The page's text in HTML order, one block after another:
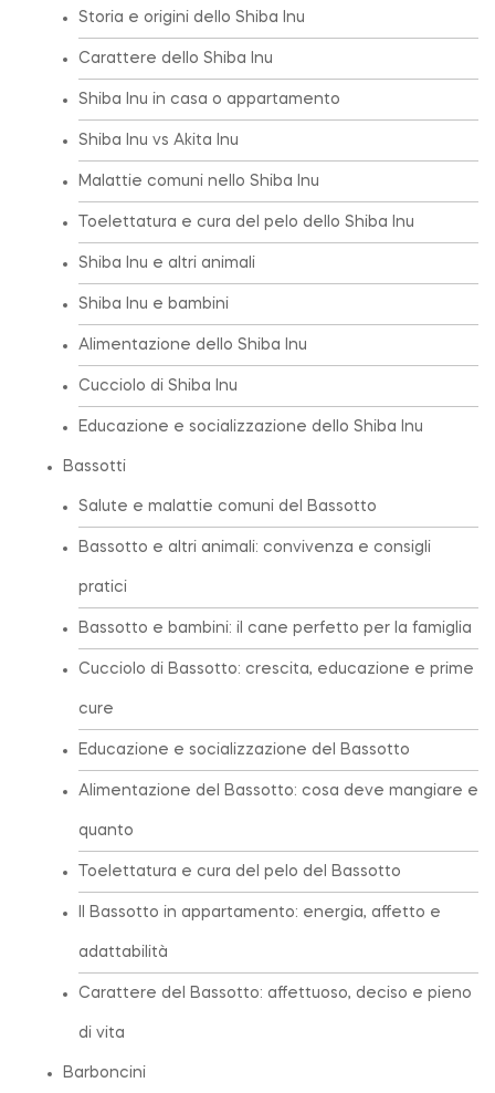
Storia e origini dello Shiba Inu
Carattere dello Shiba Inu
Shiba Inu in casa o appartamento
Shiba Inu vs Akita Inu
Malattie comuni nello Shiba Inu
Toelettatura e cura del pelo dello Shiba Inu
Shiba Inu e altri animali
Shiba Inu e bambini
Alimentazione dello Shiba Inu
Cucciolo di Shiba Inu
Educazione e socializzazione dello Shiba Inu
Bassotti
Salute e malattie comuni del Bassotto
Bassotto e altri animali: convivenza e consigli
pratici
Bassotto e bambini: il cane perfetto per la famiglia
Cucciolo di Bassotto: crescita, educazione e prime
cure
Educazione e socializzazione del Bassotto
Alimentazione del Bassotto: cosa deve mangiare e
quanto
Toelettatura e cura del pelo del Bassotto
Il Bassotto in appartamento: energia, affetto e
adattabilità
Carattere del Bassotto: affettuoso, deciso e pieno
di vita
Barboncini